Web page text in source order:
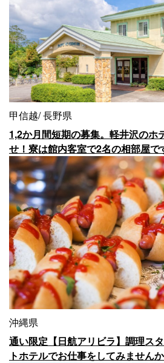
甲信越 長野県
1,2か月間短期の募集。軽井沢のホ
せ！寮は館内客室で2名の相部屋で
沖縄県
通い限定【日航アリビラ】調理ス
トホテルでお仕事をしてみません